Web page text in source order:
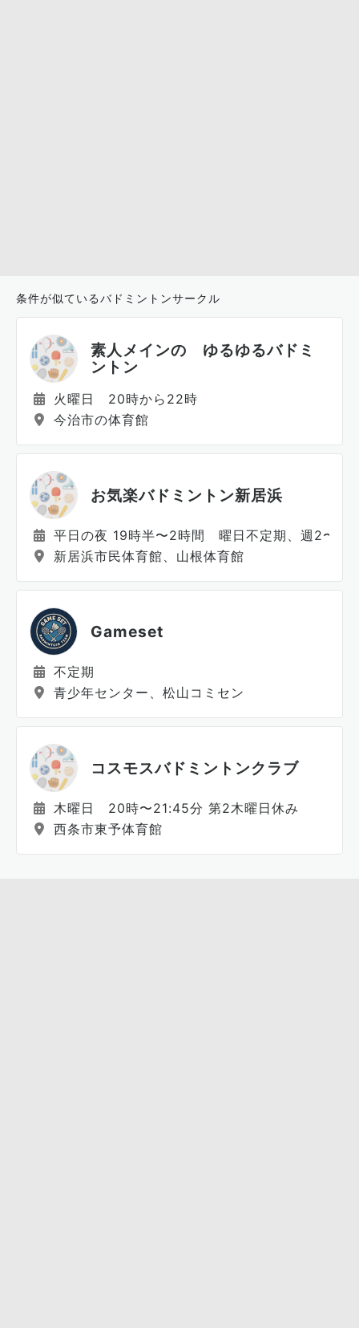
条件が似ているバドミントンサークル
素人メインの ゆるゆるバドミ
ントン
火曜日 20時から22時
今治市の体育館
お気楽バドミントン新居浜
平日の夜 19時半〜2時間 曜日不定期、週2〜3
新居浜市民体育館、山根体育館
Gameset
不定期
青少年センター、松山コミセン
コスモスバドミントンクラブ
木曜日 20時〜21:45分 第2木曜日休み
西条市東予体育館